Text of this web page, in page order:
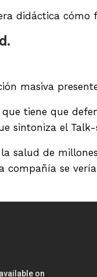
didáctica cómo
masiva
tiene que
sintoniza el Talk-
salud de
compañía se